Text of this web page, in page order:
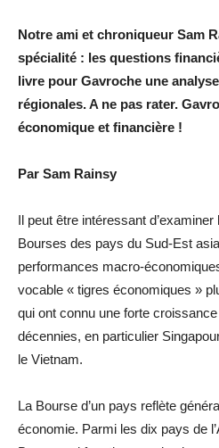
Notre ami et chroniqueur Sam
spécialité : les questions
livre pour Gavroche une
régionales. A ne pas rater.
économique et financière !
Par Sam Rainsy
Il peut être intéressant
Bourses des pays du Sud-Est
performances macro-
vocable « tigres économiques »
qui ont connu une forte
décennies, en particulier
le Vietnam.
La Bourse d’un pays reflète
économie. Parmi les dix pays de